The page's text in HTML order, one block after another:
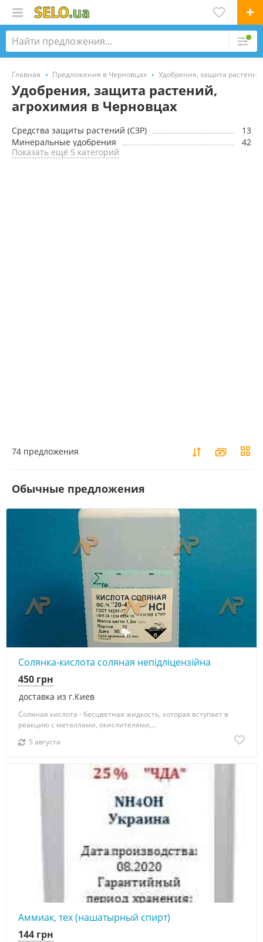
Главная Предложения в Черновцах Удобрения, защита
Удобрения, защита растений,
агрохимия в Черновцах
Средства защиты растений (CЗР)
13
Минеральные удобрения
42
Показать ещё 5 категорий
74 предложения
Обычные предложения
Солянка-кислота соляная непідліцензійна
доставка из г.Киев
450 грн
Соляная кислота - бесцветная жидкость, которая вступает в
реакцию с металлами, окислителями,...
5 августа
Аммиак, тех (нашатырный спирт)
144 грн